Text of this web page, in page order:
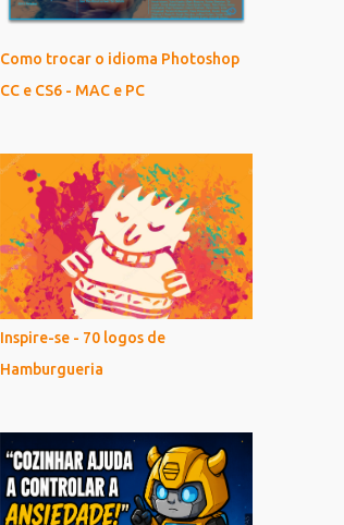
Como trocar o idioma Photoshop
CC e CS6 - MAC e PC
Inspire-se - 70 logos de
Hamburgueria